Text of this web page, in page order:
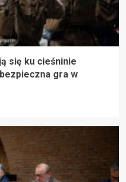
się ku cieśninie
gra w